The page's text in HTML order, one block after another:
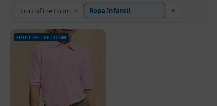
×
FRUIT OF THE LOOM